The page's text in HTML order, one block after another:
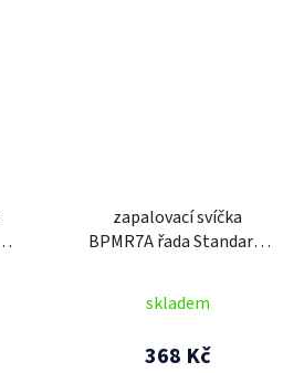
zapalovací svíčka
BPMR7A řada Standard,
skladem
368 Kč